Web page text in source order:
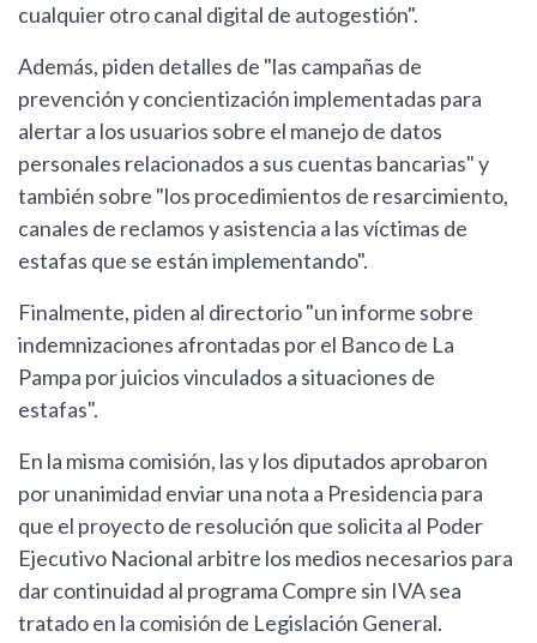
cualquier otro canal digital de autogestión".
Además, piden detalles de "las campañas de
prevención y concientización implementadas para
alertar a los usuarios sobre el manejo de datos
personales relacionados a sus cuentas bancarias" y
también sobre "los procedimientos de resarcimiento,
canales de reclamos y asistencia a las víctimas de
estafas que se están implementando".
Finalmente, piden al directorio "un informe sobre
indemnizaciones afrontadas por el Banco de La
Pampa por juicios vinculados a situaciones de
estafas".
En la misma comisión, las y los diputados aprobaron
por unanimidad enviar una nota a Presidencia para
que el proyecto de resolución que solicita al Poder
Ejecutivo Nacional arbitre los medios necesarios para
dar continuidad al programa Compre sin IVA sea
tratado en la comisión de Legislación General.